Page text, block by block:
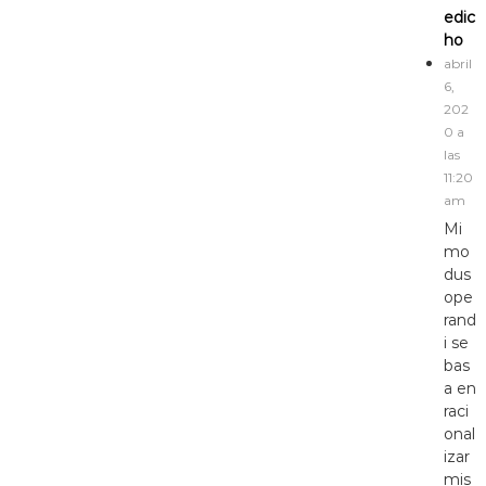
edic
ho
abril
6,
202
0 a
las
11:20
am
Mi
mo
dus
ope
rand
i se
bas
a en
raci
onal
izar
mis